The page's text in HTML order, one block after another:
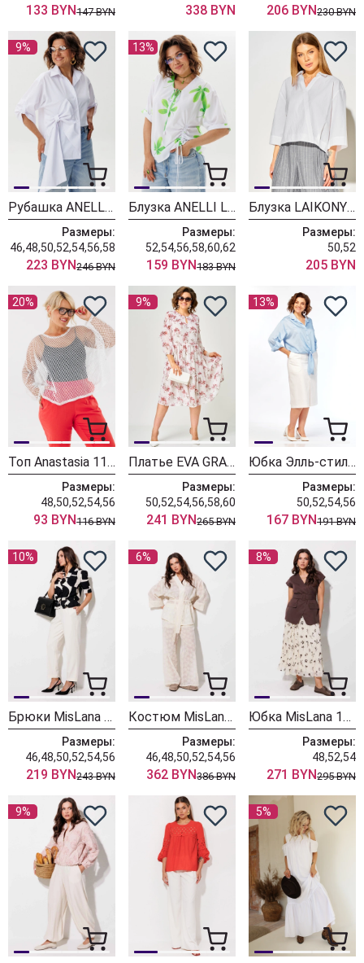
133 BYN147 BYN 338 BYN 206 BYN230 BYN
9%
Рубашка ANELLI LAUREL 1862 белоснежный бант
Размеры:
46,48,50,52,54,56,58
223 BYN246 BYN
13%
Блузка ANELLI LAUREL 1884 гинкого билоба
Размеры:
52,54,56,58,60,62
159 BYN183 BYN
Блузка LAIKONY L-864 белый
Размеры:
50,52
205 BYN
20%
Топ Anastasia 1119.2 белая
Размеры:
48,50,52,54,56
93 BYN116 BYN
9%
Платье EVA GRANT 7281Е белый + цветочный принт
Размеры:
50,52,54,56,58,60
241 BYN265 BYN
13%
Юбка Элль-стиль 2490 белый
Размеры:
50,52,54,56
167 BYN191 BYN
10%
Брюки MisLana 999бр молочный
Размеры:
46,48,50,52,54,56
219 BYN243 BYN
6%
Костюм MisLana 1313 молочный
Размеры:
46,48,50,52,54,56
362 BYN386 BYN
8%
Юбка MisLana 1327юб
Размеры:
48,52,54
271 BYN295 BYN
9% 5%